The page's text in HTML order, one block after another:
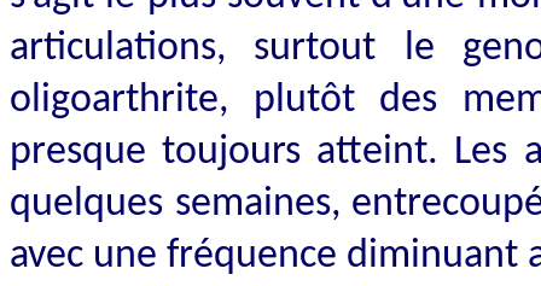
articulations, surtout le
oligoarthrite, plutôt des
presque toujours atteint. Les
quelques semaines,
avec une fréquence diminuant